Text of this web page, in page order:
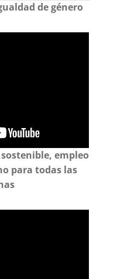
de género
empleo
para todas las